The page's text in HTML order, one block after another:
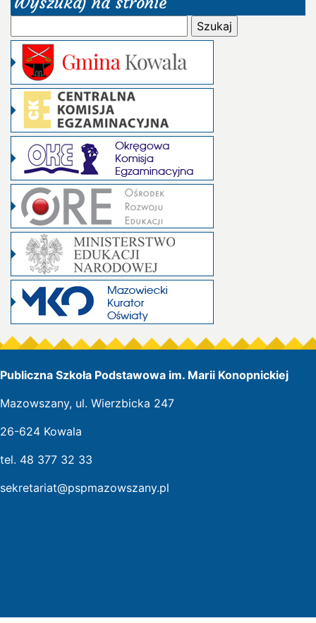
Publiczna Szkoła Podstawowa im. Marii Konopnickiej
Mazowszany, ul. Wierzbicka 247
26-624 Kowala
tel. 48 377 32 33
sekretariat@pspmazowszany.pl